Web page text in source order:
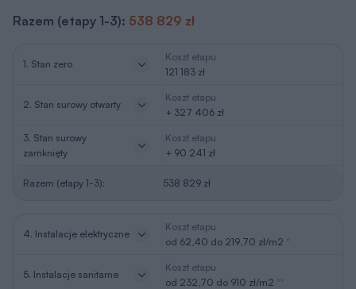
Razem (etapy 1-3): 538 829 zł
1. Stan zero
Koszt etapu
121 183 zł
2. Stan surowy otwarty
Koszt etapu
+ 327 406 zł
3. Stan surowy
zamknięty
Koszt etapu
+ 90 241 zł
Razem (etapy 1-3): 538 829 zł
4. Instalacje elektryczne
Koszt etapu
od 62,40 do 219,70 zł/m2 *
5. Instalacje sanitarne
Koszt etapu
od 232,70 do 910 zł/m2 **